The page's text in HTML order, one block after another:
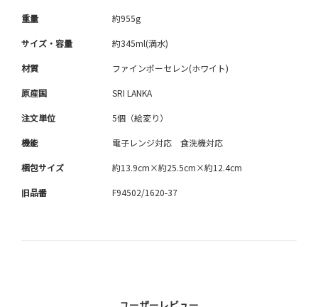
重量 約955g
サイズ・容量 約345ml(満水)
材質 ファインポーセレン(ホワイト)
原産国 SRI LANKA
注文単位 5個（絵変り）
機能 電子レンジ対応 食洗機対応
梱包サイズ 約13.9cm×約25.5cm×約12.4cm
旧品番 F94502/1620-37